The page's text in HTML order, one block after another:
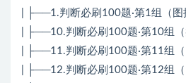
| ├──1.判断必刷100题·第1组（
| ├──10.判断必刷100题·第10组
| ├──11.判断必刷100题·第11组
| ├──12.判断必刷100题·第12组